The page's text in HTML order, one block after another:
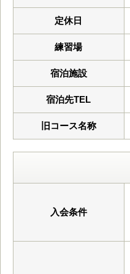
定休日
練習場
宿泊施設
宿泊先TEL
旧コース名称
入会条件